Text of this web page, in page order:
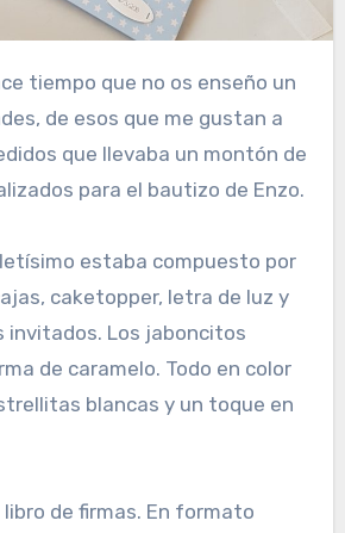
de esos que me gustan a
que llevaba un montón de
para el bautizo de Enzo.
estaba compuesto por
caketopper, letra de luz y
invitados. Los jaboncitos
de caramelo. Todo en color
blancas y un toque en
libro de firmas. En formato